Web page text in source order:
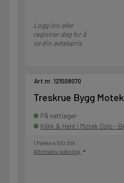
Logg inn eller
registrer deg for å
se din avtalepris
Art.nr. 121508070
Treskrue Bygg
På nettlager
Klikk & Hent i Motek Oslo -
1 Pakke a 100 Stk
Alternativ pakning